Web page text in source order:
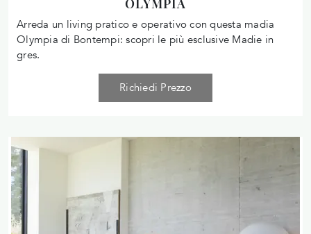
OLYMPIA
Arreda un living pratico e operativo con questa madia
Olympia di Bontempi: scopri le più esclusive Madie in
gres.
Richiedi Prezzo